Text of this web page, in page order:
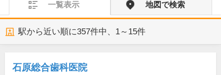
一覧表示 地図で検索
駅から近い順に357件中、 1～15件
石原総合歯科医院